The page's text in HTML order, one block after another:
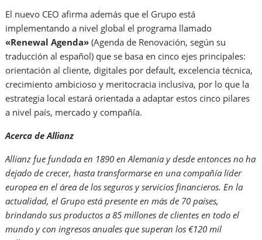
El nuevo CEO afirma además que el Grupo está
implementando a nivel global el programa llamado
«Renewal Agenda» (Agenda de Renovación, según su
traducción al español) que se basa en cinco ejes principales:
orientación al cliente, digitales por default, excelencia técnica,
crecimiento ambicioso y meritocracia inclusiva, por lo que la
estrategia local estará orientada a adaptar estos cinco pilares
a nivel país, mercado y compañía.
Acerca de Allianz
Allianz fue fundada en 1890 en Alemania y desde entonces no ha
dejado de crecer, hasta transformarse en una compañía líder
europea en el área de los seguros y servicios financieros. En la
actualidad, el Grupo está presente en más de 70 países,
brindando sus productos a 85 millones de clientes en todo el
mundo y con ingresos anuales que superan los €120 mil